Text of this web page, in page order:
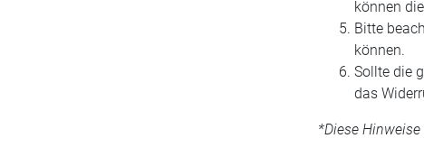
können
Bitte
können.
Sollte die
das
*Diese